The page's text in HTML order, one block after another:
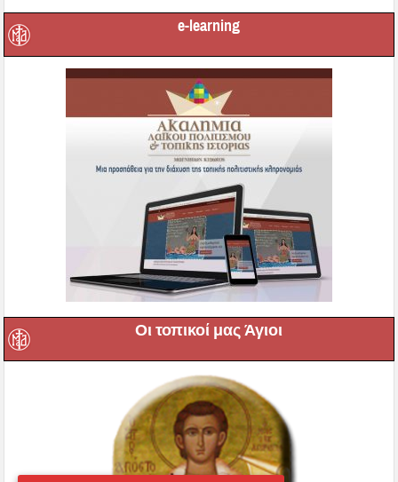
e-learning
Οι τοπικοί μας Άγιοι